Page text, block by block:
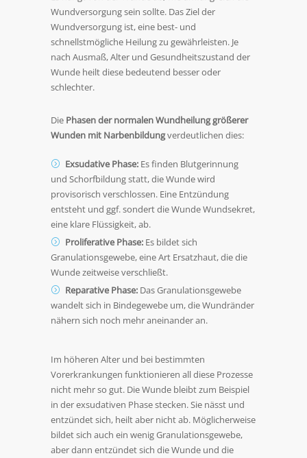
Wundversorgung sein sollte. Das Ziel der
Wundversorgung ist, eine best- und
schnellstmögliche Heilung zu gewährleisten. Je
nach Ausmaß, Alter und Gesundheitszustand der
Wunde heilt diese bedeutend besser oder
schlechter.
Die Phasen der normalen Wundheilung größerer
Wunden mit Narbenbildungverdeutlichen dies:
Exsudative Phase: Es finden Blutgerinnung
und Schorfbildung statt, die Wunde wird
provisorisch verschlossen. Eine Entzündung
entsteht und ggf. sondert die Wunde Wundsekret,
eine klare Flüssigkeit, ab.
Proliferative Phase: Es bildet sich
Granulationsgewebe, eine Art Ersatzhaut, die die
Wunde zeitweise verschließt.
Reparative Phase: Das Granulationsgewebe
wandelt sich in Bindegewebe um, die Wundränder
nähern sich noch mehr aneinander an.
Im höheren Alter und bei bestimmten
Vorerkrankungen funktionieren all diese Prozesse
nicht mehr so gut. Die Wunde bleibt zum Beispiel
in der exsudativen Phase stecken. Sie nässt und
entzündet sich, heilt aber nicht ab. Möglicherweise
bildet sich auch ein wenig Granulationsgewebe,
aber dann entzündet sich die Wunde und die